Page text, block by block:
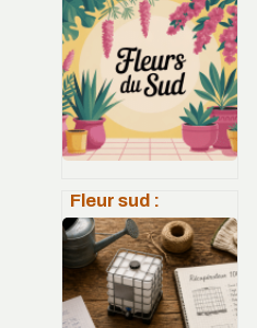
variétés,
plantation et
soins pour un
jardin d’exception
Fleur sud :
inspirations,
significations et
idées déco
naturelles